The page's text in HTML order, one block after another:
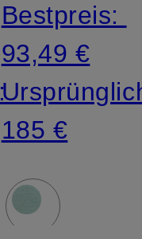
Bestpreis:
93,49 €
185 €